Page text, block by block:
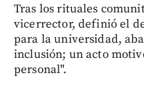
Tras los rituales
vicerrector, definió el
para la universidad,
inclusión; un acto
personal".